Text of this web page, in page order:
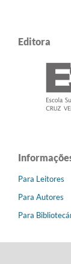
Editora
Para Leitores
Para Autores
Para